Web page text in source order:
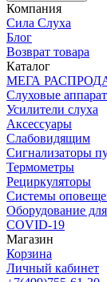
Компания
Сила Слуха
Блог
Возврат товара
Каталог
МЕГА
Слуховые
Усилители слуха
Аксессуары
Слабовидящим
Сигнализаторы
Термометры
Рециркуляторы
Cистемы
Оборудование
COVID-19
Магазин
Корзина
Личный кабинет